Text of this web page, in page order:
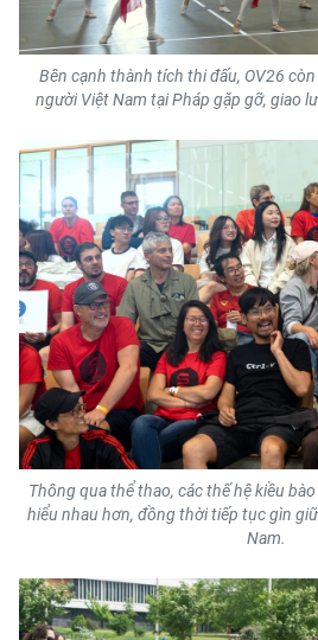
Bên cạnh thành tích thi đấu, OV26
người Việt Nam tại Pháp gặp gỡ, giao
Thông qua thể thao, các thế hệ kiều
hiểu nhau hơn, đồng thời tiếp tục gìn
Nam.